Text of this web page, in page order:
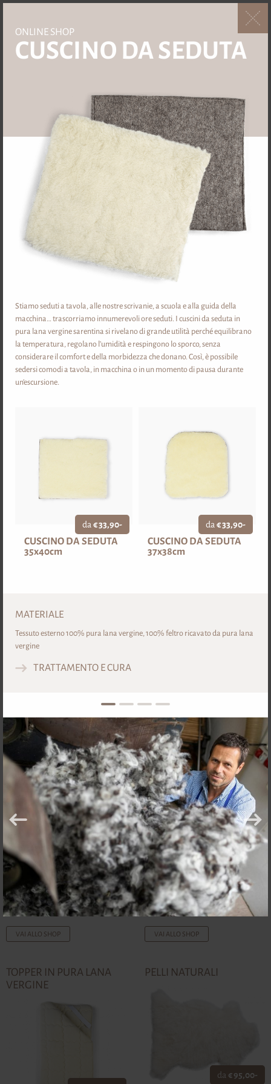
CUSCINO DA SEDUTA
ONLINE SHOP
Stiamo seduti a tavola, alle nostre scrivanie, a scuola e alla guida della
macchina… trascorriamo innumerevoli ore seduti. I cuscini da seduta in
pura lana vergine sarentina si rivelano di grande utilità perché equilibrano
la temperatura, regolano l'umidità e respingono lo sporco, senza
considerare il comfort e della morbidezza che donano. Così, è possibile
sedersi comodi a tavola, in macchina o in un momento di pausa durante
un’escursione.
da € 33,90-
CUSCINO DA SEDUTA
35x40cm
da € 33,90-
CUSCINO DA SEDUTA
37x38cm
MATERIALE
Tessuto esterno 100% pura lana vergine, 100% feltro ricavato da pura lana
vergine
TRATTAMENTO E CURA
1 2 3 4
ABBIGLIAMENTO
SARNER TOPPAR
BIANCHERIA INTIMA
CUSCINO IN PURA LANA
VERGINE
da€ 72,00-
VAI ALLO SHOP
TRAPUNTA IMBOTTITA IN
PURA LANA VERGINE
da€ 220,00-
VAI ALLO SHOP
TOPPER IN PURA LANA
VERGINE
PELLI NATURALI
da € 95,00-